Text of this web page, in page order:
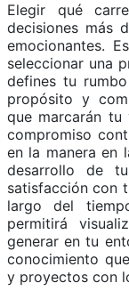
Elegir qué
decisiones más
emocionantes.
seleccionar una
defines tu
propósito y
que marcarán tu
compromiso
en la manera en
desarrollo de
satisfacción con
largo del
permitirá
generar en tu
conocimiento
y proyectos con